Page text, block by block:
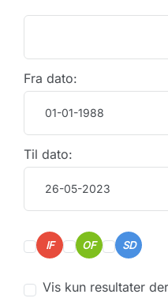
Fra dato:
Til dato:
IF OF SD
Vis kun resultater